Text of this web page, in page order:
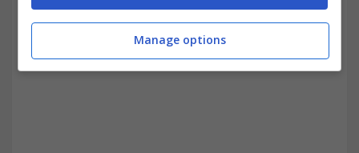
Manage options